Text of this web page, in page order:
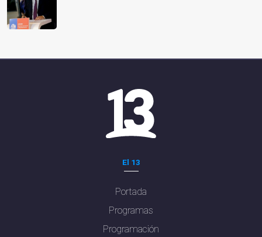
El 13
Portada
Programas
Programación